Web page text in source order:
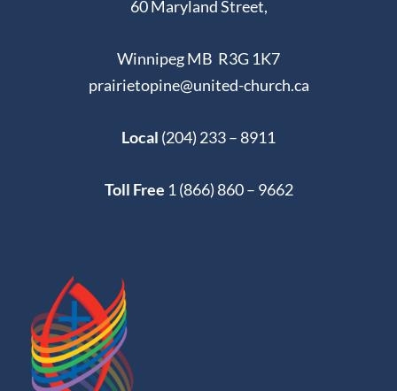
60 Maryland Street,
Winnipeg MB R3G 1K7
prairietopine@united-church.ca
Local (204) 233 – 8911
Toll Free 1 (866) 860 – 9662